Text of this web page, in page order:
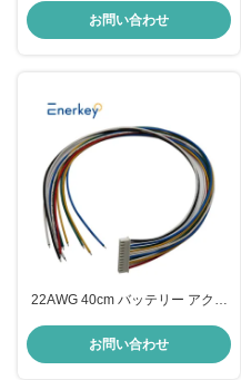
ブルコネクタ PH1.27mm
お問い合わせ
22AWG 40cm バッテリー アクセ
2/3/4/5/6/7/8/9/10/11/12/13/14/15/16/
お問い合わせ